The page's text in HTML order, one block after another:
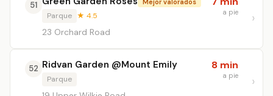
51
Parque ★ 4.5
23 Orchard Road
a pie
52 Ridvan Garden @Mount Emily
Parque
8 min
a pie